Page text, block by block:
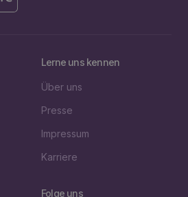
Lerne uns kennen
Über uns
Presse
Impressum
Karriere
Folge uns